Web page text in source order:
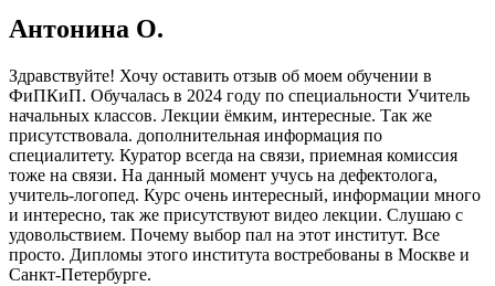
Антонина О.
Здравствуйте! Хочу оставить отзыв об моем обучении в
ФиПКиП. Обучалась в 2024 году по специальности Учитель
начальных классов. Лекции ёмким, интересные. Так же
присутствовала. дополнительная информация по
специалитету. Куратор всегда на связи, приемная комиссия
тоже на связи. На данный момент учусь на дефектолога,
учитель-логопед. Курс очень интересный, информации много
и интересно, так же присутствуют видео лекции. Слушаю с
удовольствием. Почему выбор пал на этот институт. Все
просто. Дипломы этого института востребованы в Москве и
Санкт-Петербурге.